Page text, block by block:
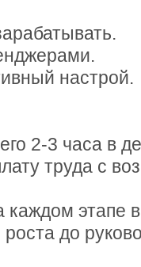
настрой.
2-3 часа в
труда с
каждом этапе
до